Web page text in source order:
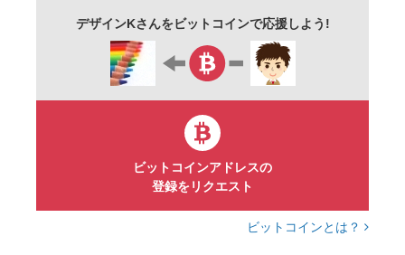
デザインKさんをビットコインで応援しよう!
ビットコインアドレスの
登録をリクエスト
ビットコインとは？